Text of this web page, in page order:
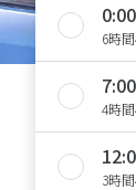
6時
4時
3時